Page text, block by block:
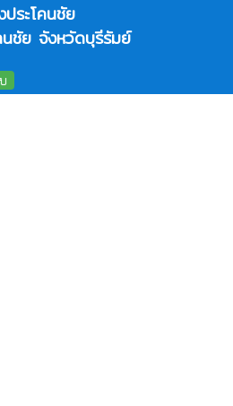
ประโคนชัย
นชัย จังหวัดบุรีรัมย์